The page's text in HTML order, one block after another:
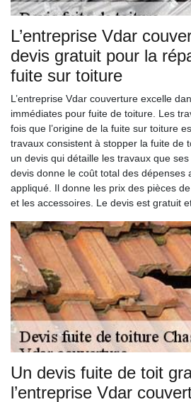
L’entreprise Vdar
devis gratuit pour la
fuite sur toiture
L’entreprise Vdar couverture excelle
immédiates pour fuite de toiture. Les
fois que l’origine de la fuite sur toiture
travaux consistent à stopper la fuite de
un devis qui détaille les travaux que
devis donne le coût total des dépenses
appliqué. Il donne les prix des pièces
et les accessoires. Le devis est gratuit
Un devis fuite de toit
l’entreprise Vdar